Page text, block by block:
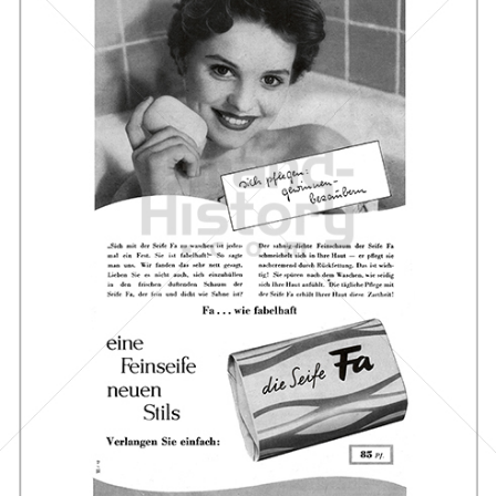
Die Seife Fa
Henkel Central Eastern Europe GmbH
1955